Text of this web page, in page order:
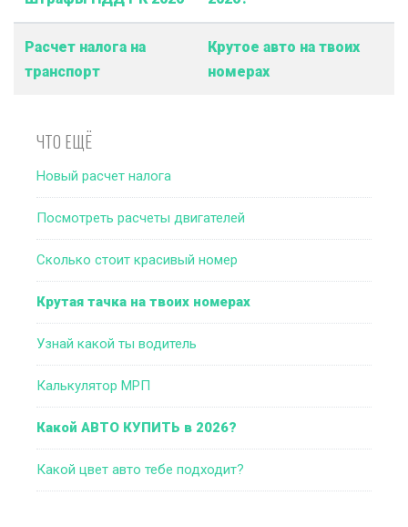
Расчет налога на
транспорт
Крутое авто на твоих
номерах
ЧТО ЕЩЁ
Новый расчет налога
Посмотреть расчеты двигателей
Сколько стоит красивый номер
Крутая тачка на твоих номерах
Узнай какой ты водитель
Калькулятор МРП
Какой АВТО КУПИТЬ в 2026?
Какой цвет авто тебе подходит?